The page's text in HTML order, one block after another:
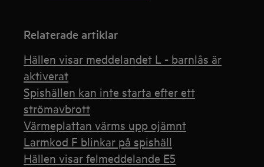
Relaterade artiklar
Hällen visar meddelandet L - barnlås är
aktiverat
Spishällen kan inte starta efter ett
strömavbrott
Värmeplattan värms upp ojämnt
Larmkod F blinkar på spishäll
Hällen visar felmeddelande E5